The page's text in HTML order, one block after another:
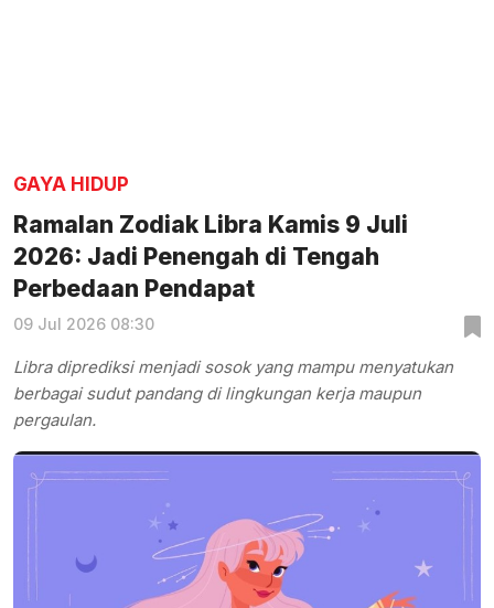
GAYA HIDUP
Ramalan Zodiak Libra Kamis 9 Juli
2026: Jadi Penengah di Tengah
Perbedaan Pendapat
09 Jul 2026 08:30
Libra diprediksi menjadi sosok yang mampu menyatukan
berbagai sudut pandang di lingkungan kerja maupun
pergaulan.